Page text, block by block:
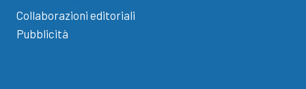
Collaborazioni editoriali
Pubblicità